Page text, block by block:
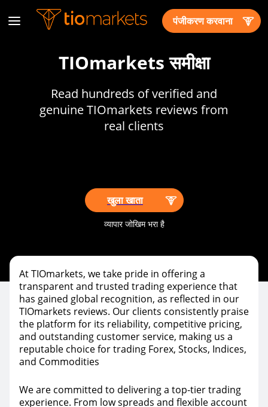
पंजीकरण करवाना
TIOmarkets समीक्षा
Read hundreds of verified and
genuine TIOmarkets reviews from
real clients
खुला खाता
व्यापार जोखिम भरा है
At TIOmarkets, we take pride in offering a
transparent and trusted trading experience that
has gained global recognition, as reflected in our
TIOmarkets reviews. Our clients consistently praise
the platform for its reliability, competitive pricing,
and outstanding customer service, making us a
reputable choice for trading Forex, Stocks, Indices,
and Commodities
We are committed to delivering a top-tier trading
experience. From low spreads and flexible account